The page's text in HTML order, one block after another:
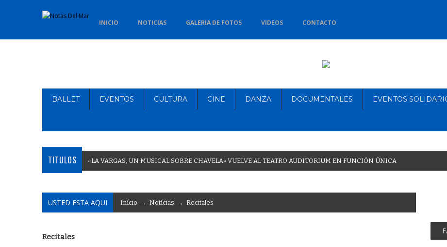
INICIO NOTICIAS GALERIA DE FOTOS VIDEOS CONTACTO
BALLET EVENTOS CULTURA CINE DANZA DOCUMENTALES EVENTOS
TITULOS «LA VARGAS, UN MUSICAL SOBRE CHAVELA» VUELVE AL TEATRO AUDITORIUM EN FUNCIÓN ÚNICA
USTED ESTA AQUI Início → Notícias → Recitales
Recitales